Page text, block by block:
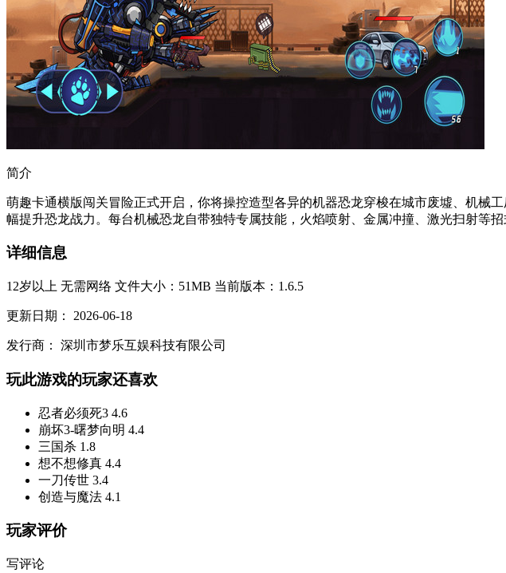
简介
萌趣卡通横版闯关冒险正式开启，你将操控造型各异的机器恐龙穿梭在城市废墟、机械
幅提升恐龙战力。每台机械恐龙自带独特专属技能，火焰喷射、金属冲撞、激光扫射等
详细信息
12岁以上 无需网络 文件大小：51MB 当前版本：1.6.5
更新日期： 2026-06-18
发行商： 深圳市梦乐互娱科技有限公司
玩此游戏的玩家还喜欢
忍者必须死3 4.6
崩坏3-曙梦向明 4.4
三国杀 1.8
想不想修真 4.4
一刀传世 3.4
创造与魔法 4.1
玩家评价
写评论